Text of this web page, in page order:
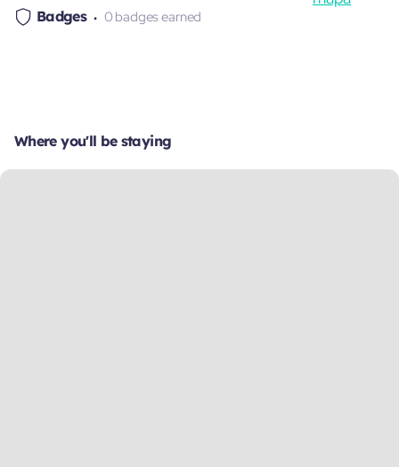
Badges 0 badges earned
Where you'll be staying